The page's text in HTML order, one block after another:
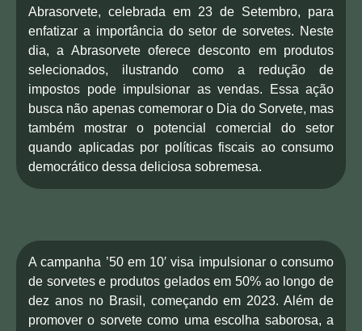
Abrasorvete, celebrada em 23 de Setembro, para
enfatizar a importância do setor de sorvetes. Neste
dia, a Abrasorvete oferece desconto em produtos
selecionados, ilustrando como a redução de
impostos pode impulsionar as vendas. Essa ação
busca não apenas comemorar o Dia do Sorvete, mas
também mostrar o potencial comercial do setor
quando aplicadas por políticas fiscais ao consumo
democrático dessa deliciosa sobremesa.
A campanha ’50 em 10′ visa impulsionar o consumo
de sorvetes e produtos gelados em 50% ao longo de
dez anos no Brasil, começando em 2023. Além de
promover o sorvete como uma escolha saborosa, a